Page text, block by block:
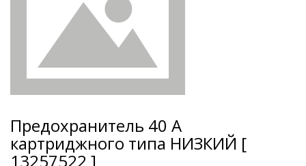
Предохранитель 40 А
картриджного типа НИЗКИЙ [
13257522 ]